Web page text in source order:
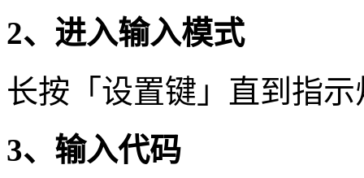
2、进入输入模式
长按「设置键」直到指
3、输入代码